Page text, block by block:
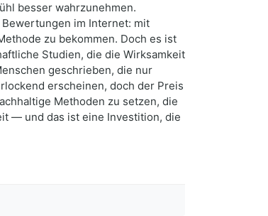
besser wahrzunehmen.
im Internet: mit
zu bekommen. Doch es ist
Studien, die die Wirksamkeit
geschrieben, die nur
erscheinen, doch der Preis
Methoden zu setzen, die
— und das ist eine Investition, die